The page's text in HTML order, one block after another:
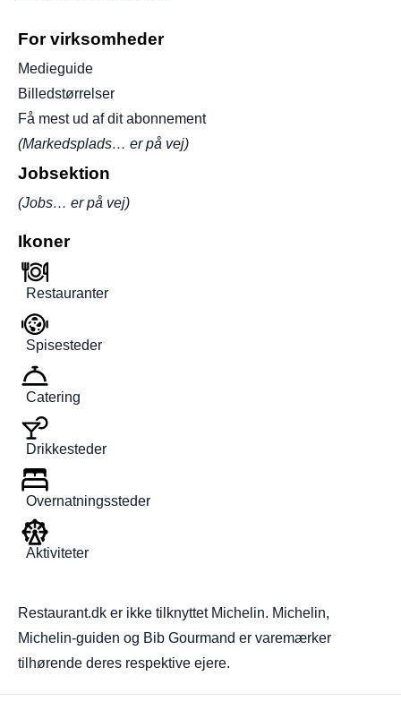
For virksomheder
Medieguide
Billedstørrelser
Få mest ud af dit abonnement
(Markedsplads… er på vej)
Jobsektion
(Jobs… er på vej)
Ikoner
Restauranter
Spisesteder
Catering
Drikkesteder
Overnatningssteder
Aktiviteter
Restaurant.dk er ikke tilknyttet Michelin. Michelin,
Michelin-guiden og Bib Gourmand er varemærker
tilhørende deres respektive ejere.